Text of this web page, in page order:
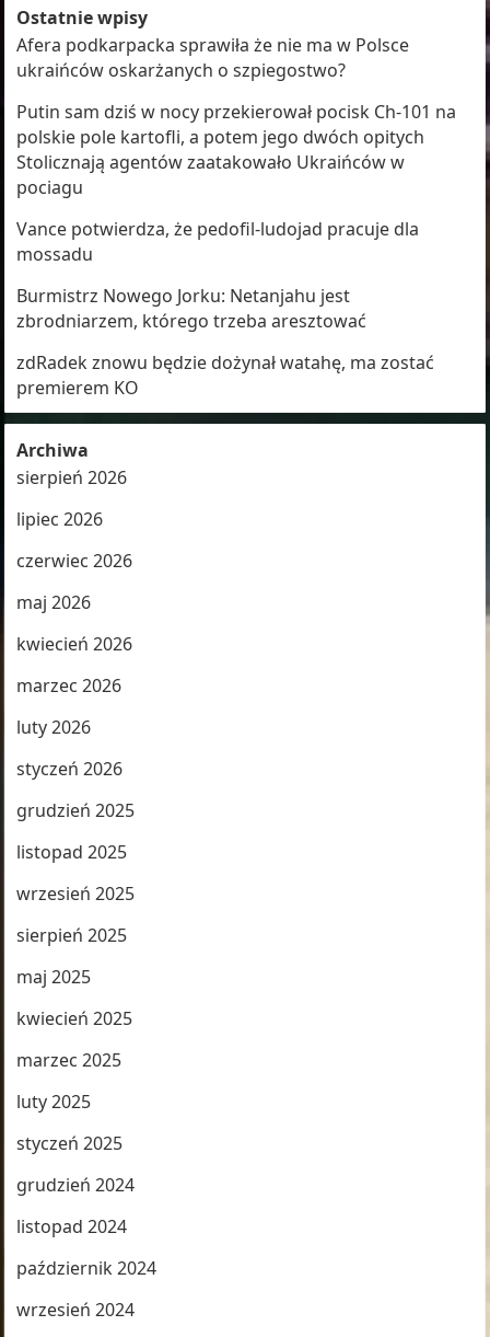
Ostatnie wpisy
Afera podkarpacka sprawiła że nie ma w Polsce
ukraińców oskarżanych o szpiegostwo?
Putin sam dziś w nocy przekierował pocisk Ch-101 na
polskie pole kartofli, a potem jego dwóch opitych
Stolicznają agentów zaatakowało Ukraińców w
pociagu
Vance potwierdza, że pedofil-ludojad pracuje dla
mossadu
Burmistrz Nowego Jorku: Netanjahu jest
zbrodniarzem, którego trzeba aresztować
zdRadek znowu będzie dożynał watahę, ma zostać
premierem KO
Archiwa
sierpień 2026
lipiec 2026
czerwiec 2026
maj 2026
kwiecień 2026
marzec 2026
luty 2026
styczeń 2026
grudzień 2025
listopad 2025
wrzesień 2025
sierpień 2025
maj 2025
kwiecień 2025
marzec 2025
luty 2025
styczeń 2025
grudzień 2024
listopad 2024
październik 2024
wrzesień 2024